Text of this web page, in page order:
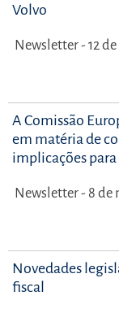
Volvo
Newsletter - 12
A Comissão
em matéria de
implicações
Newsletter - 8 de
Novedades
fiscal